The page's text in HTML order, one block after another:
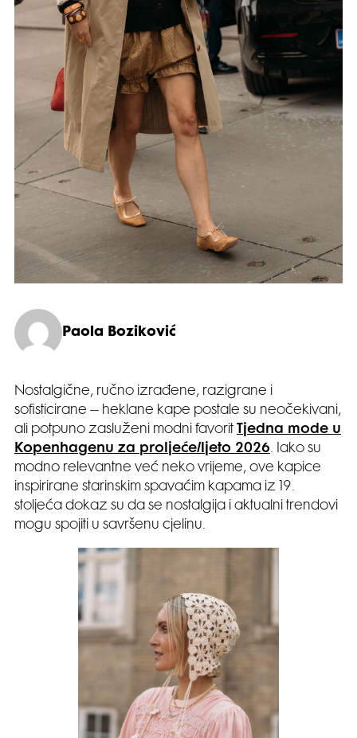
Paola Boziković
Nostalgične, ručno izrađene, razigrane i
sofisticirane – heklane kape postale su neočekivani,
ali potpuno zasluženi modni favorit
Tjedna mode u
Kopenhagenu za proljeće/ljeto 2026. Iako su
modno relevantne već neko vrijeme, ove kapice
inspirirane starinskim spavaćim kapama iz 19.
stoljeća dokaz su da se nostalgija i aktualni trendovi
mogu spojiti u savršenu cjelinu.